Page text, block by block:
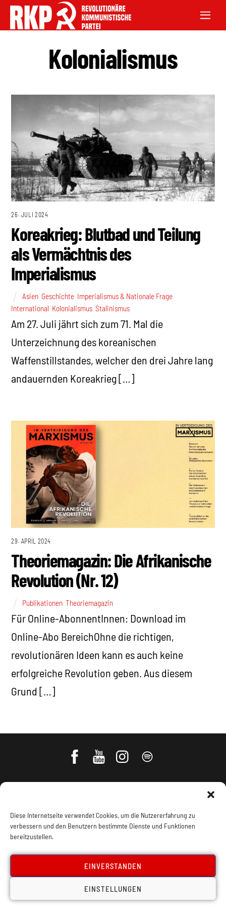
Diese Internetseite verwendet Cookies, um die Nutzererfahrung zu
verbessern und den Benutzern bestimmte Dienste und Funktionen
bereitzustellen.
EINVERSTANDEN
EINSTELLUNGEN
Kolonialismus
26. JULI 2024
Koreakrieg: Blutbad und Teilung
als Vermächtnis des
Imperialismus
Asien Geschichte Imperialismus & Nationale Frage
International Kolonialismus ,Stalinismus
Am 27. Juli jährt sich zum 71. Mal die
Unterzeichnung des koreanischen
Waffenstillstandes, welcher den drei Jahre lang
andauernden Koreakrieg […]
29. APRIL 2024
Theoriemagazin: Die Afrikanische
Revolution (Nr. 12)
Publikationen ,Theoriemagazin
Für Online-AbonnentInnen: Download im
Online-Abo BereichOhne die richtigen,
revolutionären Ideen kann es auch keine
erfolgreiche Revolution geben. Aus diesem
Grund […]
Impressum, Offenlegung Cookie Policy
Datenschutz Kontakt